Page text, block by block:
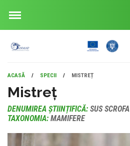
ACASĂ / SPECII / MISTREȚ
Mistreț
DENUMIREA ȘTIINȚIFICĂ: SUS SCROFA
TAXONOMIA: MAMIFERE